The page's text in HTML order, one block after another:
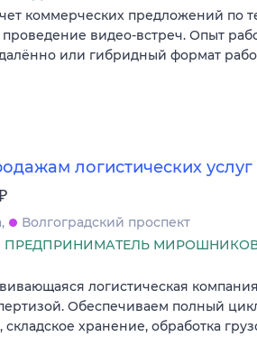
коммерческих предложений по
проведение видео-встреч. Опыт
или гибридный формат
логистических услуг
Волгоградский проспект
логистическая
Обеспечиваем полный
складское хранение, обработка